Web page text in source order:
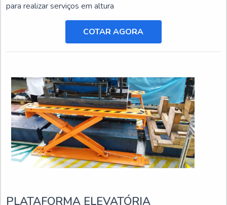
para realizar serviços em altura
COTAR AGORA
PLATAFORMA ELEVATÓRIA